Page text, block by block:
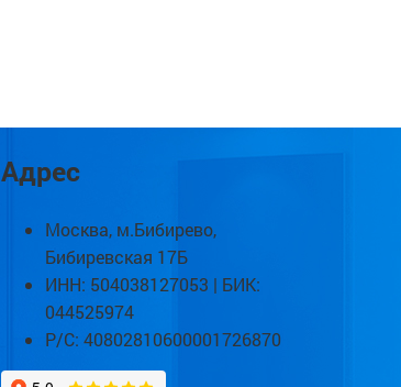
Адрес
Москва, м.Бибирево,
Бибиревская 17Б
ИНН: 504038127053 | БИК:
044525974
Р/С: 40802810600001726870